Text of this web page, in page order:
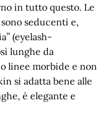
in tutto questo. Le
seducenti e,
(eyelash-
lunghe da
linee morbide e non
si adatta bene alle
è elegante e